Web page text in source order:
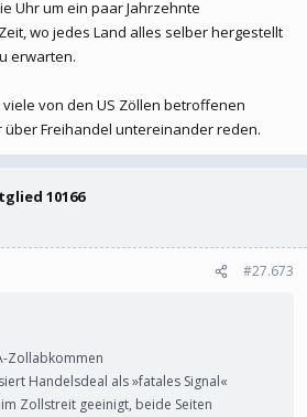
Uhr um ein paar Jahrzehnte
wo jedes Land alles selber hergestellt
erwarten.
von den US Zöllen betroffenen
über Freihandel untereinander reden.
10166
#27.673
Zollabkommen
Handelsdeal als »fatales Signal«
im Zollstreit geeinigt, beide Seiten